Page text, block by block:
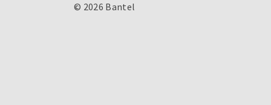
© 2026 Bantel